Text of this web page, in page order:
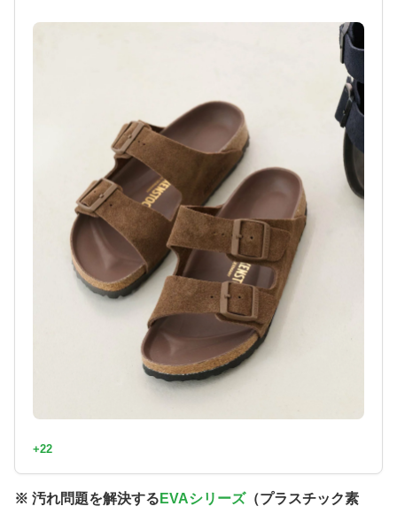
+22
※ 汚れ問題を解決する EVAシリーズ（プラスチック素